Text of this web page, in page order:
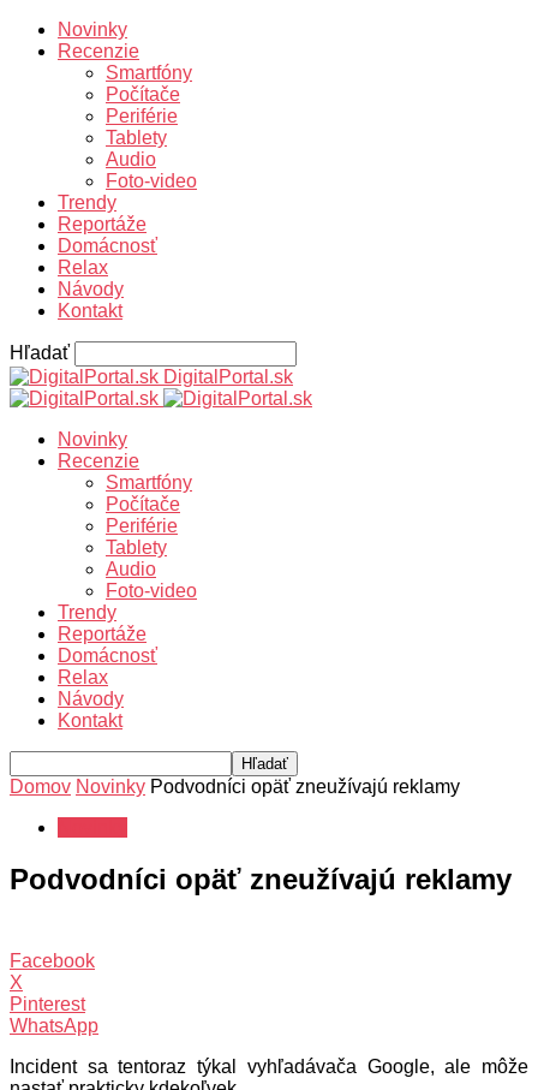
Novinky
Recenzie
Smartfóny
Počítače
Periférie
Tablety
Audio
Foto-video
Trendy
Reportáže
Domácnosť
Relax
Návody
Kontakt
Hľadať
DigitalPortal.sk
Novinky
Recenzie
Smartfóny
Počítače
Periférie
Tablety
Audio
Foto-video
Trendy
Reportáže
Domácnosť
Relax
Návody
Kontakt
Domov Novinky Podvodníci opäť zneužívajú reklamy
Podvodníci opäť zneužívajú reklamy
Facebook
X
Pinterest
WhatsApp
Incident sa tentoraz týkal vyhľadávača Google, ale môže